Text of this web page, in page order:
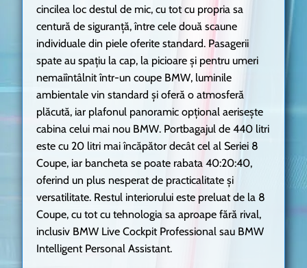
cincilea loc destul de mic, cu tot cu propria sa
centură de siguranță, între cele două scaune
individuale din piele oferite standard. Pasagerii
spate au spațiu la cap, la picioare și pentru umeri
nemaiîntâlnit într-un coupe BMW, luminile
ambientale vin standard și oferă o atmosferă
plăcută, iar plafonul panoramic opțional aerisește
cabina celui mai nou BMW. Portbagajul de 440 litri
este cu 20 litri mai încăpător decât cel al Seriei 8
Coupe, iar bancheta se poate rabata 40:20:40,
oferind un plus nesperat de practicalitate și
versatilitate. Restul interiorului este preluat de la 8
Coupe, cu tot cu tehnologia sa aproape fără rival,
inclusiv BMW Live Cockpit Professional sau BMW
Intelligent Personal Assistant.